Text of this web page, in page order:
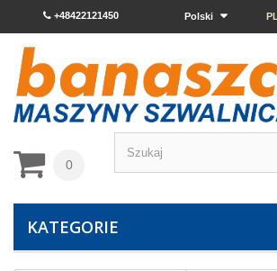
Polski
+48422121450
0
KATEGORIE